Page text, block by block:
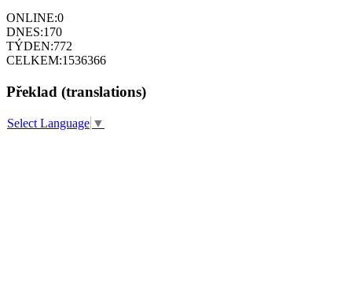
ONLINE:0
DNES:170
TÝDEN:772
CELKEM:1536366
Překlad (translations)
Select Language ▼